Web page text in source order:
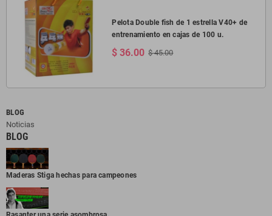
Pelota Double fish de 1 estrella V40+ de
entrenamiento en cajas de 100 u.
$ 36.00 $ 45.00
BLOG
Noticias
BLOG
Maderas Stiga hechas para campeones